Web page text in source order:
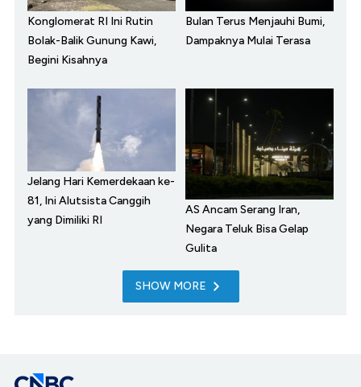
Konglomerat RI Ini Rutin
Bolak-Balik Gunung Kawi,
Begini Kisahnya
Bulan Terus Menjauhi Bumi,
Dampaknya Mulai Terasa
Jelang Hari Kemerdekaan ke-
81, Ini Alutsista Canggih
yang Dimiliki RI
AS Ancam Serang Iran,
Negara Teluk Bisa Gelap
Gulita
SHOW MORE